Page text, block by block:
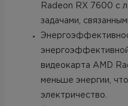
Radeon RX 7600 с
задачами,
видеокарта AMD
меньше энергии,
электричество.